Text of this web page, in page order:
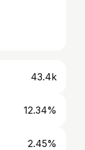
43.4k
12.34%
2.45%